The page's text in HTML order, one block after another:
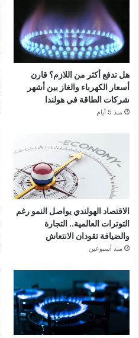
هل تدفع أكثر من اللازم؟ قارن
أسعار الكهرباء والغاز بين أشهر
شركات الطاقة في هولندا
منذ 5 أيام
الاقتصاد الهولندي يواصل النمو رغم
التوترات العالمية.. التجارة
والضيافة تقودان الانتعاش
منذ أسبوعين